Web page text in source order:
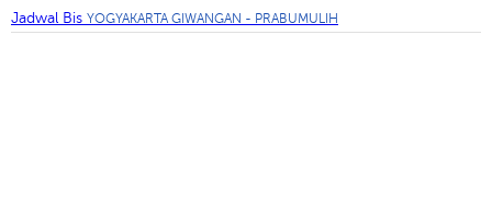
Jadwal Bis YOGYAKARTA GIWANGAN - PRABUMULIH